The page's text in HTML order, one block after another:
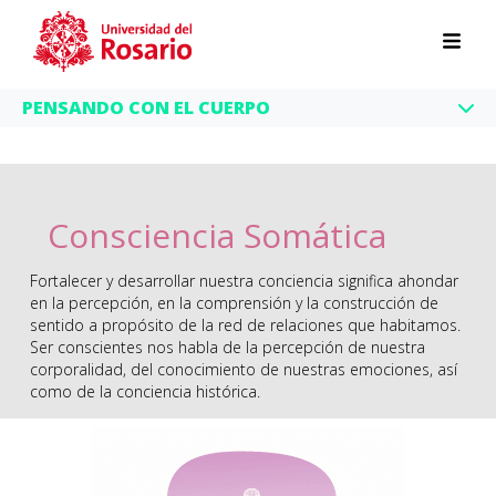
Pasar al contenido principal
PENSANDO CON EL CUERPO
Consciencia Somática
Fortalecer y desarrollar nuestra conciencia significa ahondar
en la percepción, en la comprensión y la construcción de
sentido a propósito de la red de relaciones que habitamos.
Ser conscientes nos habla de la percepción de nuestra
corporalidad, del conocimiento de nuestras emociones, así
como de la conciencia histórica.